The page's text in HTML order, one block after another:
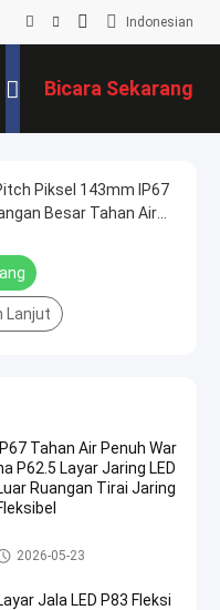
Indonesian
Bicara Sekarang
Piksel 143mm IP67
Besar Tahan Air
Perkotaan
Lanjut
IP67 Tahan Air Penuh War
P62.5 Layar Jaring LED
Ruangan Tirai Jaring
LED Mesh
2026-05-23
Jala LED P83 Fleksi